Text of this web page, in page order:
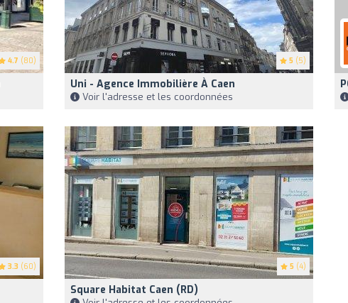
4.7 (80) 5 (5)
Uni - Agence Immobilière À Caen
Voir l'adresse et les coordonnées
3.3 (60) 5 (4)
Square Habitat Caen (RD)